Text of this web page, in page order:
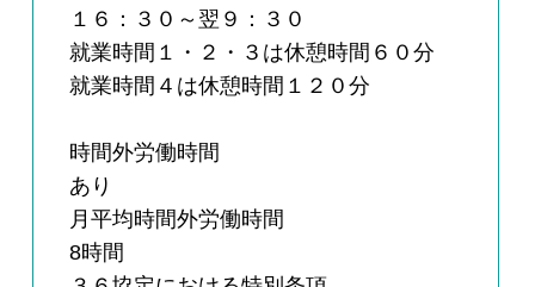
１６：３０～翌９：３０
就業時間１・２・３は休憩時間６０分
就業時間４は休憩時間１２０分
時間外労働時間
あり
月平均時間外労働時間
8時間